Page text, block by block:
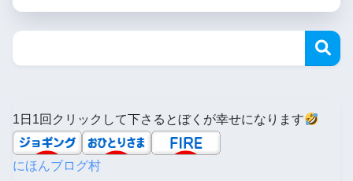
1日1回クリックして下さるとぼくが幸せになります
にほんブログ村